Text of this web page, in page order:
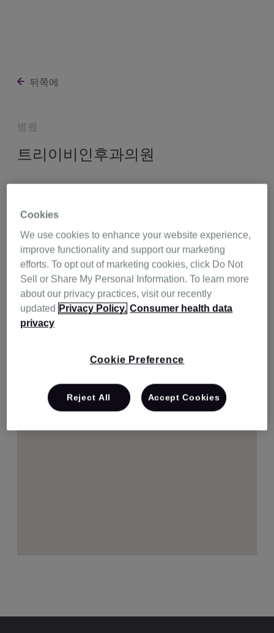
뒤쪽에
병원
트리이비인후과의원
경기도 10130
031-992-0275 길 찾기
Cookies
We use cookies to enhance your website experience,
improve functionality and support our marketing
efforts. To opt out of marketing cookies, click Do Not
Sell or Share My Personal Information. To learn more
about our privacy practices, visit our recently
updated Privacy Policy. Consumer health data
privacy
Cookie Preference
Reject All Accept Cookies